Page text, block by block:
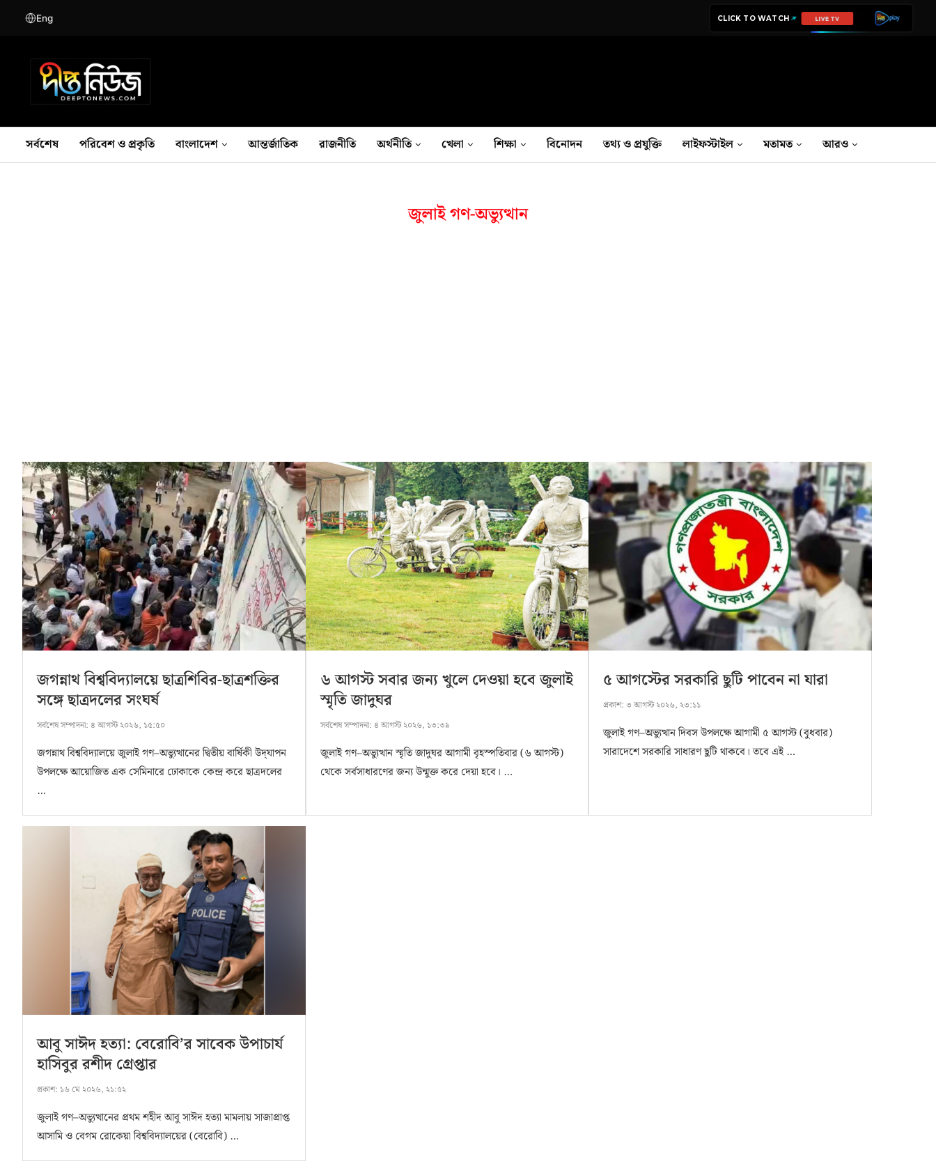
Eng CLICK TO WATCH LIVE TV
সর্বশেষ পরিবেশ ও প্রকৃতি বাংলাদেশ আন্তর্জাতিক রাজনীতি অর্থনীতি খেলা শিক্ষা বিনোদন তথ‍্য ও প্রযুক্তি লাইফস্টাইল মতামত আরও
জুলাই গণ-অভ্যুত্থান
জগন্নাথ বিশ্ববিদ্যালয়ে ছাত্রশিবির-ছাত্রশক্তির
সঙ্গে ছাত্রদলের সংঘর্ষ
সর্বশেষ সম্পাদনা: ৪ আগস্ট ২০২৬, ১৫:৫০
জগন্নাথ বিশ্ববিদ্যালয়ে জুলাই গণ–অভ্যুত্থানের দ্বিতীয় বার্ষিকী উদ্‌যাপন
উপলক্ষে আয়োজিত এক সেমিনারে ঢোকাকে কেন্দ্র করে ছাত্রদলের
…
৬ আগস্ট সবার জন্য খুলে দেওয়া হবে জুলাই
স্মৃতি জাদুঘর
সর্বশেষ সম্পাদনা: ৪ আগস্ট ২০২৬, ১৩:৩৯
জুলাই গণ–অভ্যুত্থান স্মৃতি জাদুঘর আগামী বৃহস্পতিবার (৬ আগস্ট)
থেকে সর্বসাধারণের জন্য উন্মুক্ত করে দেয়া হবে। …
৫ আগস্টের সরকারি ছুটি পাবেন না যারা
প্রকাশ: ৩ আগস্ট ২০২৬, ২৩:১১
জুলাই গণ–অভ্যুত্থান দিবস উপলক্ষে আগামী ৫ আগস্ট (বুধবার)
সারাদেশে সরকারি সাধারণ ছুটি থাকবে। তবে এই …
আবু সাঈদ হত্যা: বেরোবি’র সাবেক উপাচার্য
হাসিবুর রশীদ গ্রেপ্তার
প্রকাশ: ১৬ মে ২০২৬, ২১:৫২
জুলাই গণ–অভ্যুত্থানের প্রথম শহীদ আবু সাঈদ হত্যা মামলায় সাজাপ্রাপ্ত
আসামি ও বেগম রোকেয়া বিশ্ববিদ্যালয়ের (বেরোবি) …